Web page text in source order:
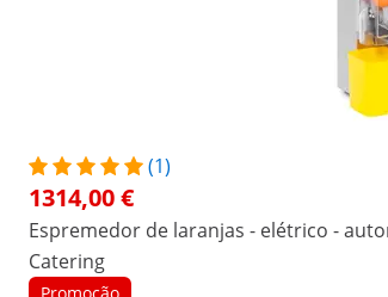
(1)
1314,00 €
Espremedor de laranjas - elétrico -
Catering